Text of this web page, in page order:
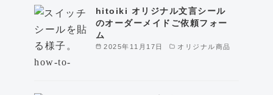
2025年11月17日 オリジナル商品
hitoiki オリジナル文言シール
のオーダーメイドご依頼フォー
ム